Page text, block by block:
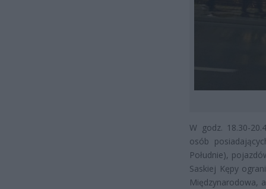
W godz. 18.30-
osób
Południe),
Saskiej Kępy
Międzynarodowa,